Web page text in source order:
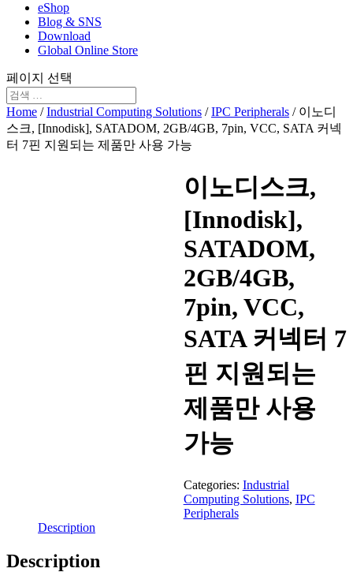
eShop
Blog & SNS
Download
Global Online Store
페이지 선택
Home /Industrial Computing Solutions /IPC Peripherals / 이노디
스크, [Innodisk], SATADOM, 2GB/4GB, 7pin, VCC, SATA 커넥
터 7핀 지원되는 제품만 사용 가능
이노디스크,
[Innodisk],
SATADOM,
2GB/4GB,
7pin, VCC,
SATA 커넥터 7
핀 지원되는
제품만 사용
가능
Categories: Industrial
Computing Solutions, IPC
Peripherals
Description
Description